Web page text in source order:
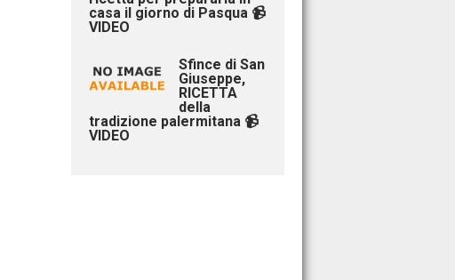
casa il giorno di Pasqua 📹
VIDEO
Sfince di San
Giuseppe,
RICETTA
della
tradizione palermitana 📹
VIDEO